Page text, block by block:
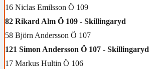
16 Niclas Emilsson Ö 109
82 Rikard Alm Ö 109 - Skillingaryd
58 Björn Andersson Ö 107
121 Simon Andersson Ö 107 - Skillingaryd
17 Markus Hultin Ö 106